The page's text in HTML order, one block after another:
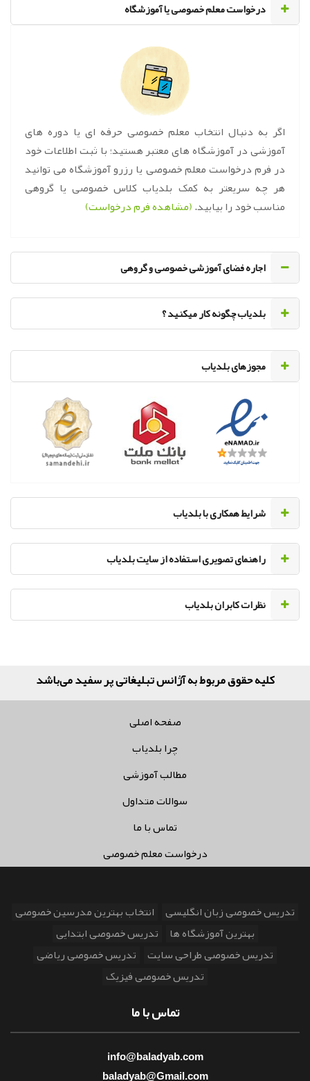
‌درخواست معلم خصوصی یا آموزشگاه
اگر به دنبال انتخاب معلم خصوصی حرفه ای یا دوره های
آموزشی در آموزشگاه های معتبر هستید؛ با ثبت اطلاعات خود
در فرم درخواست معلم خصوصی یا رزرو آموزشگاه می توانید
هر چه سریعتر به کمک بلدیاب کلاس خصوصی یا گروهی
مناسب خود را بیابید.(مشاهده فرم درخواست)
اجاره فضای آموزشی خصوصی و گروهی
‌بلدیاب چگونه کار میکنید ؟
مجوزهای بلدیاب
‌شرایط همکاری با بلدیاب
راهنمای تصویری استفاده از سایت بلدیاب
نظرات کابران بلدیاب
کلیه حقوق مربوط به آژانس تبلیغاتی پر سفید می‌باشد
صفحه اصلی
چرا بلدیاب
مطالب آموزشی
سوالات متداول
تماس با ما
درخواست معلم خصوصی
تدریس خصوصی زبان انگلیسی انتخاب بهترین مدرسین خصوصی
بهترین آموزشگاه ها تدریس خصوصی ابتدایی
تدریس خصوصی طراحی سایت تدریس خصوصی ریاضی
تدریس خصوصی فیزیک
تماس با ما
info@baladyab.com
baladyab@Gmail.com